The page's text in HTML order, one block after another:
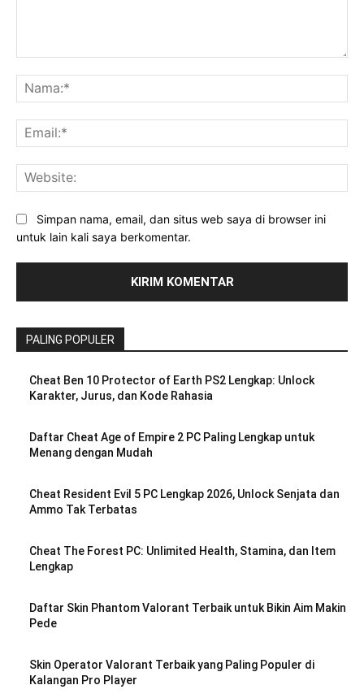
Simpan nama, email, dan situs web saya di browser ini
untuk lain kali saya berkomentar.
PALING POPULER
Cheat Ben 10 Protector of Earth PS2 Lengkap: Unlock
Karakter, Jurus, dan Kode Rahasia
Daftar Cheat Age of Empire 2 PC Paling Lengkap untuk
Menang dengan Mudah
Cheat Resident Evil 5 PC Lengkap 2026, Unlock Senjata dan
Ammo Tak Terbatas
Cheat The Forest PC: Unlimited Health, Stamina, dan Item
Lengkap
Daftar Skin Phantom Valorant Terbaik untuk Bikin Aim Makin
Pede
Skin Operator Valorant Terbaik yang Paling Populer di
Kalangan Pro Player